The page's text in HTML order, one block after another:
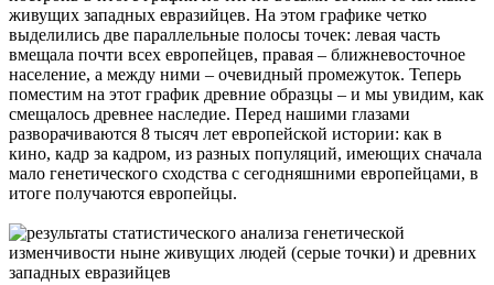
живущих западных евразийцев. На этом графике четко
выделились две параллельные полосы точек: левая часть
вмещала почти всех европейцев, правая – ближневосточное
население, а между ними – очевидный промежуток. Теперь
поместим на этот график древние образцы – и мы увидим, как
смещалось древнее наследие. Перед нашими глазами
разворачиваются 8 тысяч лет европейской истории: как в
кино, кадр за кадром, из разных популяций, имеющих сначала
мало генетического сходства с сегодняшними европейцами, в
итоге получаются европейцы.